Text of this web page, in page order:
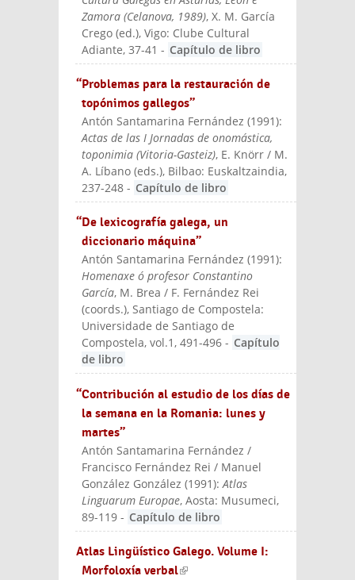
Zamora (Celanova, 1989), X. M. García
Crego (ed.), Vigo: Clube Cultural
Adiante, 37-41 - Capítulo de libro
“Problemas para la restauración de
topónimos gallegos”
Antón Santamarina Fernández (1991):
Actas de las I Jornadas de onomástica,
toponimia (Vitoria-Gasteiz), E. Knörr / M.
A. Líbano (eds.), Bilbao: Euskaltzaindia,
237-248 - Capítulo de libro
“De lexicografía galega, un
diccionario máquina”
Antón Santamarina Fernández (1991):
Homenaxe ó profesor Constantino
García, M. Brea / F. Fernández Rei
(coords.), Santiago de Compostela:
Universidade de Santiago de
Compostela, vol.1, 491-496 - Capítulo
de libro
“Contribución al estudio de los días de
la semana en la Romania: lunes y
martes”
Antón Santamarina Fernández /
Francisco Fernández Rei / Manuel
González González(1991):Atlas
Linguarum Europae, Aosta: Musumeci,
89-119 - Capítulo de libro
Atlas Lingüístico Galego. Volume I:
Morfoloxía verbal(link is external)